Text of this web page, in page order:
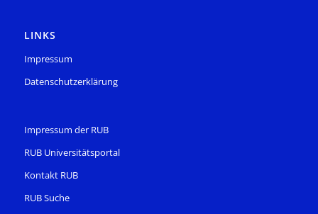
LINKS
Impressum
Datenschutzerklärung
Impressum der RUB
RUB Universitätsportal
Kontakt RUB
RUB Suche